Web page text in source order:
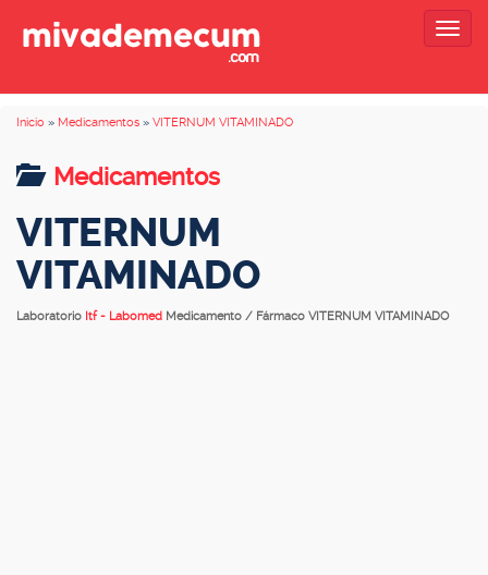
Inicio » Medicamentos » VITERNUM VITAMINADO
Medicamentos
VITERNUM
VITAMINADO
Laboratorio Itf - Labomed Medicamento / Fármaco VITERNUM VITAMINADO